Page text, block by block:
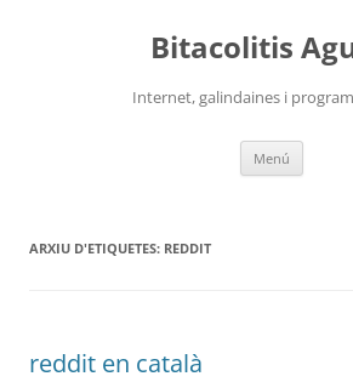
Bitacolitis
Internet, galindaines i
Menú
ARXIU D'ETIQUETES: REDDIT
reddit en català